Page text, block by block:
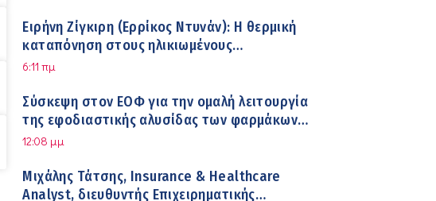
Ειρήνη Ζίγκιρη (Ερρίκος Ντυνάν): H θερμική
καταπόνηση στους ηλικιωμένους
εργαζόμενους
6:11 πμ
Σύσκεψη στον ΕΟΦ για την ομαλή λειτουργία
της εφοδιαστικής αλυσίδας των φαρμάκων
στη διάρκεια του καλοκαιριού
12:08 μμ
Μιχάλης Τάτσης, Insurance & Healthcare
Analyst, διευθυντής Επιχειρηματικής